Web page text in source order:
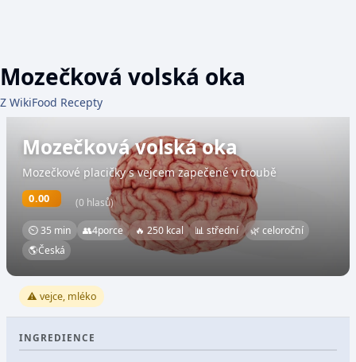
Mozečková volská oka
Z WikiFood Recepty
Mozečková volská oka
Mozečkové placičky s vejcem zapečené v troubě
0.00 (0 hlasů)
⏲ 35 min 👥4porce 🔥 250 kcal 📊 střední
🌿 celoroční
🌎Česká
⚠️ vejce, mléko
INGREDIENCE